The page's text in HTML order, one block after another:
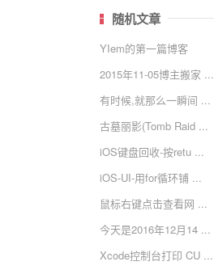
随机文章
YIem的第一篇博客
2015年11-05博主搬家 ...
有时候,就那么一瞬间 ...
古墓丽影(Tomb Raid ...
iOS键盘回收-按retu ...
iOS-UI-用for循环铺 ...
鼠标右键点击查看网 ...
今天是2016年12月14 ...
Xcode控制台打印 CU ...